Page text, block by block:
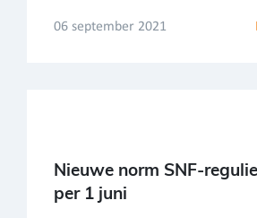
06 september 2021
Nieuwe norm SNF-
per 1 juni